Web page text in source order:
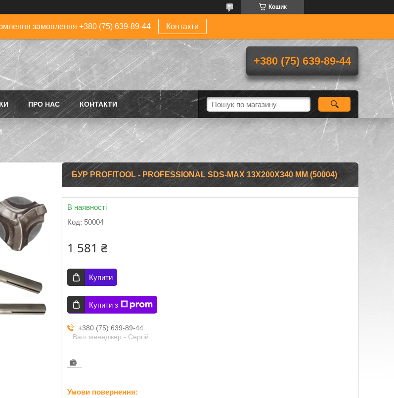
Кошик
замовлення +380 (75) 639-89-44 Контакти
+380 (75) 639-89-44
ПРО НАС КОНТАКТИ
БУР PROFITOOL - PROFESSIONAL SDS-MAX 13X200X340 ММ (50004)
В наявності
Код: 50004
1 581 ₴
Купити
Купити з
+380 (75) 639-89-44
Ваш менеджер - Сергій